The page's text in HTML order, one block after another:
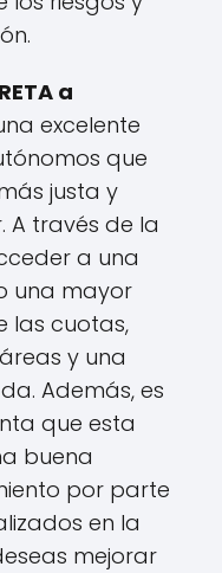
a
excelente
que
justa y
través de la
a una
una mayor
las cuotas,
y una
Además, es
que esta
buena
por parte
en la
mejorar